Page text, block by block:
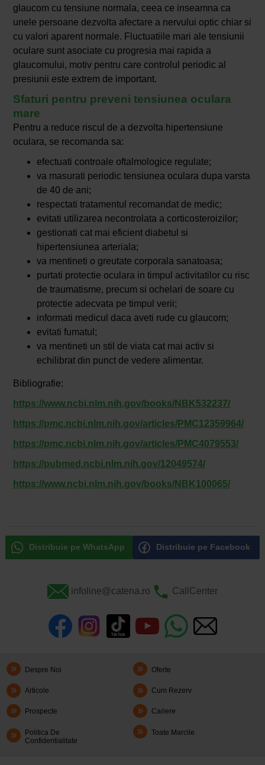
glaucom cu tensiune normala, ceea ce inseamna ca
unele persoane dezvolta afectare a nervului optic chiar si
cu valori aparent normale. Fluctuatiile mari ale tensiunii
oculare sunt asociate cu progresia mai rapida a
glaucomului, motiv pentru care controlul periodic al
presiunii este extrem de important.
Sfaturi pentru preveni tensiunea oculara
mare
Pentru a reduce riscul de a dezvolta hipertensiune
oculara, se recomanda sa:
efectuati controale oftalmologice regulate;
va masurati periodic tensiunea oculara dupa varsta
de 40 de ani;
respectati tratamentul recomandat de medic;
evitati utilizarea necontrolata a corticosteroizilor;
gestionati cat mai eficient diabetul si
hipertensiunea arteriala;
va mentineti o greutate corporala sanatoasa;
purtati protectie oculara in timpul activitatilor cu risc
de traumatisme, precum si ochelari de soare cu
protectie adecvata pe timpul verii;
informati medicul daca aveti rude cu glaucom;
evitati fumatul;
va mentineti un stil de viata cat mai activ si
echilibrat din punct de vedere alimentar.
Bibliografie:
https://www.ncbi.nlm.nih.gov/books/NBK532237/
https://pmc.ncbi.nlm.nih.gov/articles/PMC12359964/
https://pmc.ncbi.nlm.nih.gov/articles/PMC4079553/
https://pubmed.ncbi.nlm.nih.gov/12049574/
https://www.ncbi.nlm.nih.gov/books/NBK100065/
Distribuie pe WhatsApp Distribuie pe Facebook
infoline@catena.ro CallCenter
Despre Noi Oferte
Articole Cum Rezerv
Prospecte Cariere
Politica De
Confidentialitate
Toate Marcile